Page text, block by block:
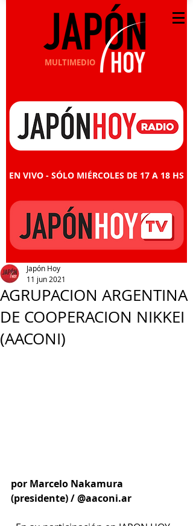
MULTIMEDIO
EN VIVO - SÓLO MIÉRCOLES DE 17 A 18 HS
AGRUPACION ARGENTINA
DE COOPERACION NIKKEI
(AACONI)
Japón Hoy
11 jun 2021
por Marcelo Nakamura
(presidente) / @aaconi.ar